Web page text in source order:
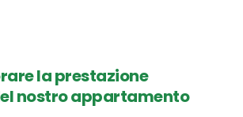
la prestazione
nostro appartamento